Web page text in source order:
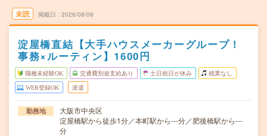
未読 掲載日 2026/08/06
淀屋橋直結【大手ハウスメーカーグループ！
事務×ルーティン】1600円
職種未経験OK 交通費別途支給あり 土日祝日が休み 残業なし
WEB登録OK 派遣
勤務地
大阪市中央区
淀屋橋駅から徒歩1分／本町駅から---分／肥後橋駅から---
分